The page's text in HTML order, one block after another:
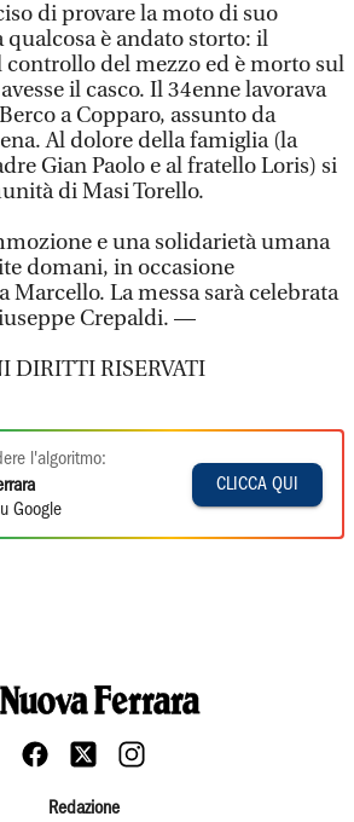
di provare la moto di suo
è andato storto: il
controllo del mezzo ed è morto sul
il casco. Il 34enne lavorava
a Copparo, assunto da
Al dolore della famiglia (la
Gian Paolo e al fratello Loris) si
di Masi Torello.
e una solidarietà umana
domani, in occasione
Marcello. La messa sarà celebrata
Crepaldi. —
DIRITTI RISERVATI
l'algoritmo:
Google
CLICCA QUI
Redazione